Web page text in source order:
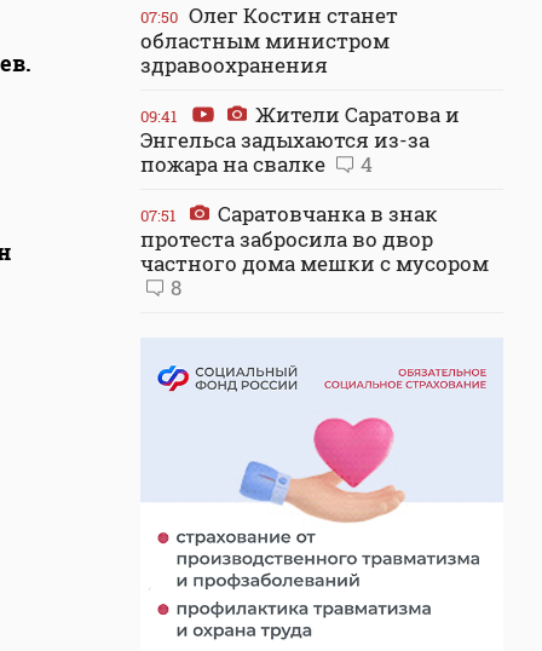
07:50 Олег Костин станет
областным министром
здравоохранения
09:41
Жители Саратова и
Энгельса задыхаются из-за
пожара на свалке
4
07:51
Саратовчанка в знак
протеста забросила во двор
частного дома мешки с мусором
8